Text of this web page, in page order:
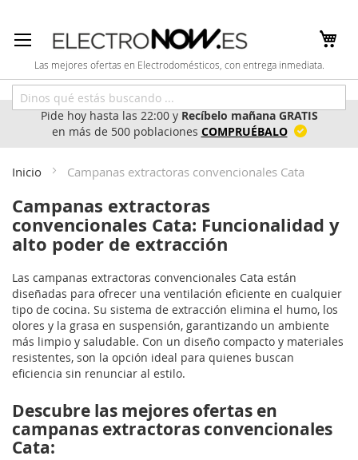
al
contenido
Las mejores ofertas en Electrodomésticos, con entrega inmediata.
Pide hoy hasta las 22:00 yRecíbelo mañana GRATIS
en más de 500 poblaciones COMPRUÉBALO
Inicio Campanas extractoras convencionales Cata
Campanas extractoras
convencionales Cata: Funcionalidad y
alto poder de extracción
Las campanas extractoras convencionales Cata están
diseñadas para ofrecer una ventilación eficiente en cualquier
tipo de cocina. Su sistema de extracción elimina el humo, los
olores y la grasa en suspensión, garantizando un ambiente
más limpio y saludable. Con un diseño compacto y materiales
resistentes, son la opción ideal para quienes buscan
eficiencia sin renunciar al estilo.
Descubre las mejores ofertas en
campanas extractoras convencionales
Cata: